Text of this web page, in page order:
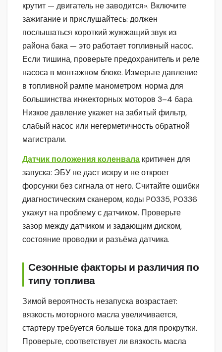
крутит — двигатель не заводится». Включите
зажигание и прислушайтесь: должен
послышаться короткий жужжащий звук из
района бака — это работает топливный насос.
Если тишина, проверьте предохранитель и реле
насоса в монтажном блоке. Измерьте давление
в топливной рампе манометром: норма для
большинства инжекторных моторов 3–4 бара.
Низкое давление укажет на забитый фильтр,
слабый насос или негерметичность обратной
магистрали.
Датчик положения коленвала критичен для
запуска: ЭБУ не даст искру и не откроет
форсунки без сигнала от него. Считайте ошибки
диагностическим сканером, коды P0335, P0336
укажут на проблему с датчиком. Проверьте
зазор между датчиком и задающим диском,
состояние проводки и разъёма датчика.
Сезонные факторы и различия по
типу топлива
Зимой вероятность незапуска возрастает:
вязкость моторного масла увеличивается,
стартеру требуется больше тока для прокрутки.
Проверьте, соответствует ли вязкость масла